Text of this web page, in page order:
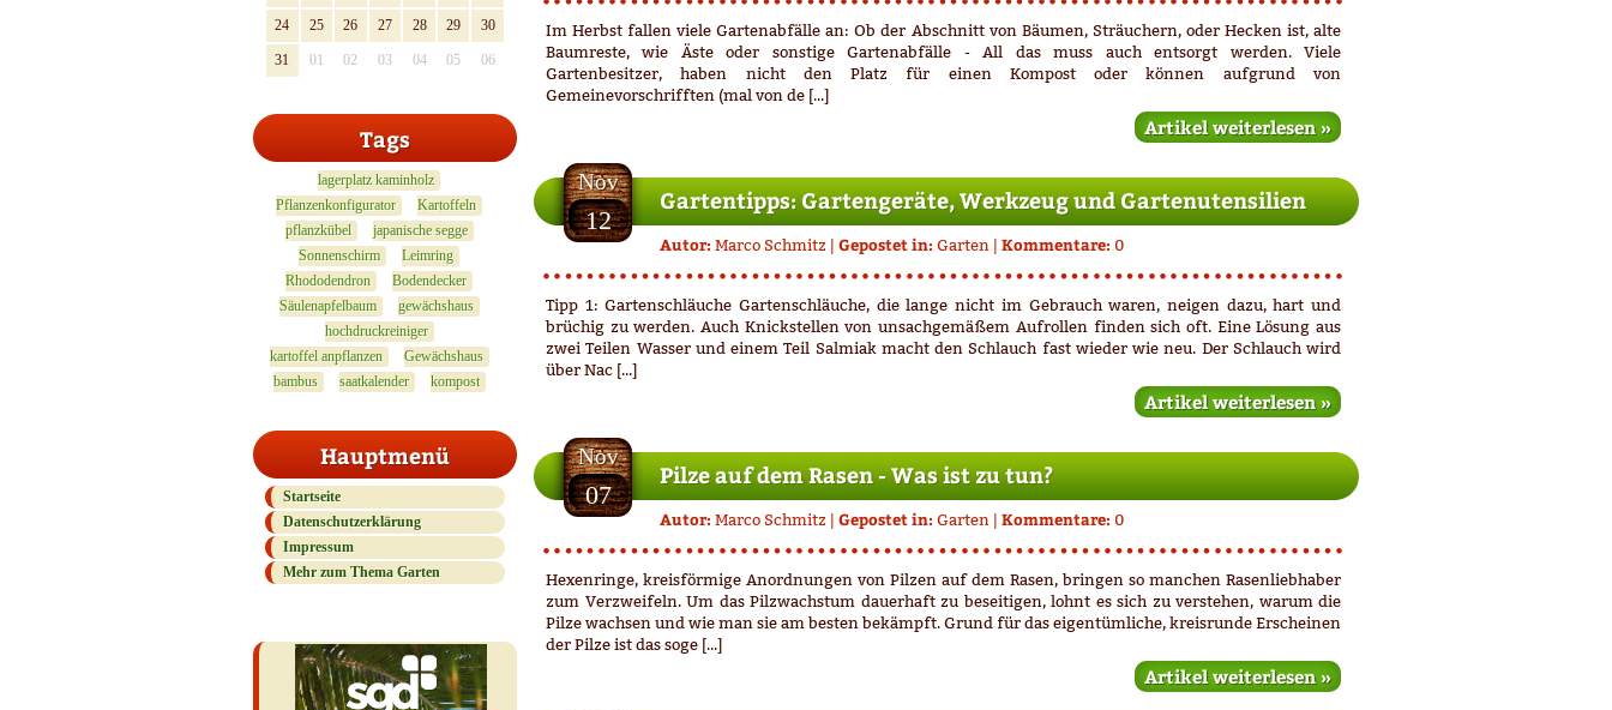
24 25 26 27 28 29 30
31 01 02 03 04 05 06
Tags
lagerplatz kaminholz
Pflanzenkonfigurator
Kartoffeln
pflanzkübel
japanische segge
Sonnenschirm
Leimring
Rhododendron
Bodendecker
Säulenapfelbaum
gewächshaus
hochdruckreiniger
kartoffel anpflanzen
Gewächshaus
bambus
saatkalender kompost
Hauptmenü
Startseite
Datenschutzerklärung
Impressum
Mehr zum Thema Garten
Im Herbst fallen viele Gartenabfälle an: Ob der Abschnitt von Bäumen, Sträuchern, oder Hecken ist, alte
Baumreste, wie Äste oder sonstige Gartenabfälle - All das muss auch entsorgt werden. Viele
Gartenbesitzer, haben nicht den Platz für einen Kompost oder können aufgrund von
Gemeinevorschrifften (mal von de [...]
Artikel weiterlesen »
12.11.2012
Nov
12
Gartentipps: Gartengeräte, Werkzeug und Gartenutensilien
Autor: Marco Schmitz | Gepostet in: Garten | Kommentare: 0
Tipp 1: Gartenschläuche Gartenschläuche, die lange nicht im Gebrauch waren, neigen dazu, hart und
brüchig zu werden. Auch Knickstellen von unsachgemäßem Aufrollen finden sich oft. Eine Lösung aus
zwei Teilen Wasser und einem Teil Salmiak macht den Schlauch fast wieder wie neu. Der Schlauch wird
über Nac [...]
Artikel weiterlesen »
07.11.2012
Nov
07
Pilze auf dem Rasen - Was ist zu tun?
Autor: Marco Schmitz | Gepostet in: Garten | Kommentare: 0
Hexenringe, kreisförmige Anordnungen von Pilzen auf dem Rasen, bringen so manchen Rasenliebhaber
zum Verzweifeln. Um das Pilzwachstum dauerhaft zu beseitigen, lohnt es sich zu verstehen, warum die
Pilze wachsen und wie man sie am besten bekämpft. Grund für das eigentümliche, kreisrunde Erscheinen
der Pilze ist das soge [...]
Artikel weiterlesen »